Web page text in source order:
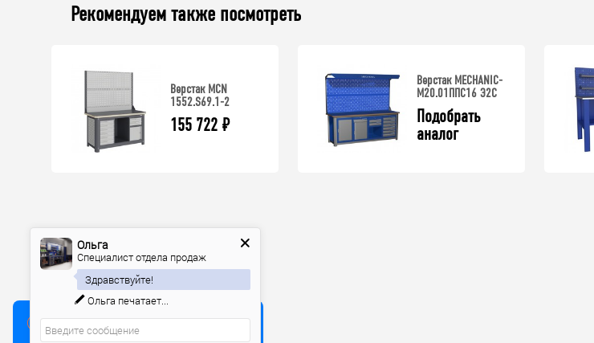
Рекомендуем также посмотреть
Верстак MCN
1552.S69.1-2
155 722 ₽
Верстак MECHANIC-
М20.01ППС16 Э2С
Подобрать
аналог
Мы используем куки
Ольга
Специалист отдела продаж
Здравствуйте!
Ольга печатает...